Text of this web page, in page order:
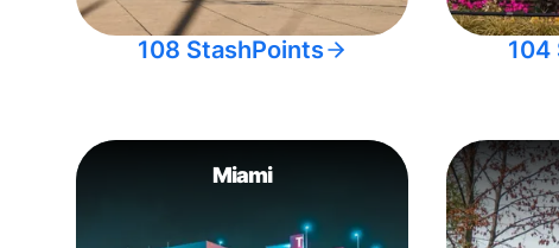
108 StashPoints 104
Miami